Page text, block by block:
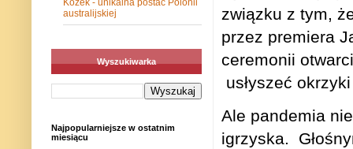
związku z tym,
przez premiera
ceremonii
usłyszeć
Ale pandemia
igrzyska.
Kozek - unikalna postać Polonii
australijskiej
Wyszukiwarka
Najpopularniejsze w ostatnim
miesiącu